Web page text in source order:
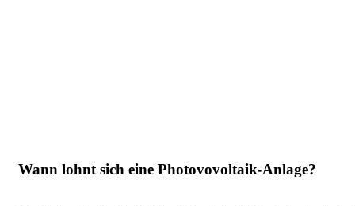
Wann lohnt sich eine Photovovoltaik-Anlage?